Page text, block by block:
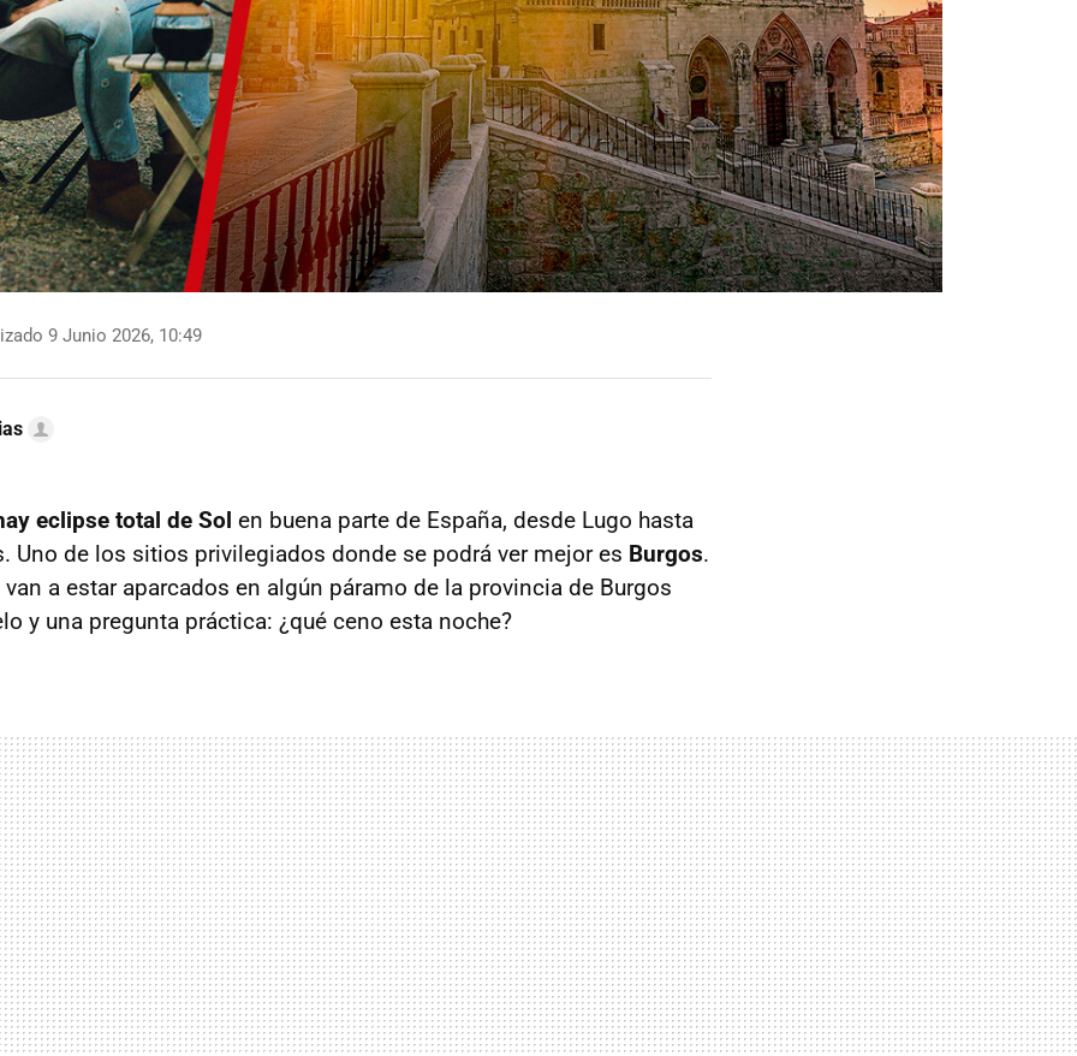
9 Junio 2026, 10:49
eclipse total de Sol en buena parte de España, desde Lugo hasta
Uno de los sitios privilegiados donde se podrá ver mejor es Burgos.
a estar aparcados en algún páramo de la provincia de Burgos
y una pregunta práctica: ¿qué ceno esta noche?